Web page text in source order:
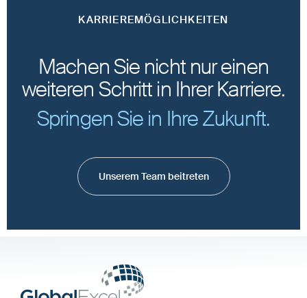
KARRIEREMÖGLICHKEITEN
Machen Sie nicht nur einen
weiteren Schritt in Ihrer Karriere.
Springen Sie in Ihre Zukunft.
Unserem Team beitreten